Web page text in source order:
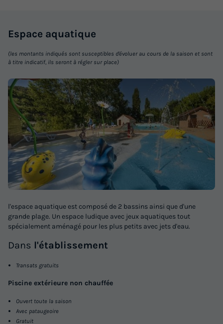
Espace aquatique
(les montants indiqués sont susceptibles d'évoluer au cours de la saison et sont
à titre indicatif, ils seront à régler sur place)
l'espace aquatique est composé de 2 bassins ainsi que d'une
grande plage. Un espace ludique avec jeux aquatiques tout
spécialement aménagé pour les plus petits avec jets d'eau.
Dans l'établissement
Transats gratuits
Piscine extérieure non chauffée
Ouvert toute la saison
Avec pataugeoire
Gratuit